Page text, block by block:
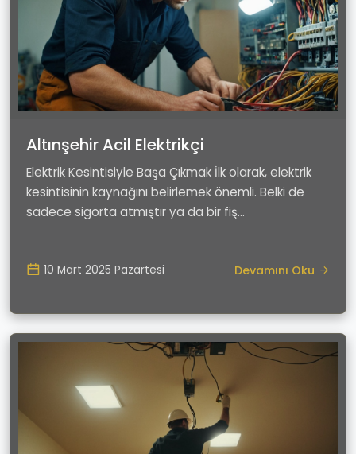
Altınşehir Acil Elektrikçi
Elektrik Kesintisiyle Başa Çıkmak İlk olarak, elektrik
kesintisinin kaynağını belirlemek önemli. Belki de
sadece sigorta atmıştır ya da bir fiş...
10 Mart 2025 Pazartesi Devamını Oku